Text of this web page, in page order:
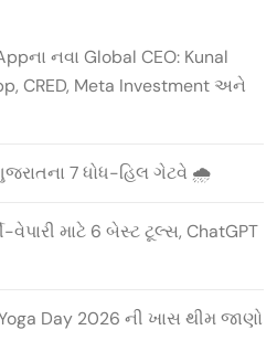
નવા Global CEO: Kunal
CRED, Meta Investment અને
7 ધોધ-હિલ ગેટવે 🌧️
વેપારી માટે 6 બેસ્ટ ટૂલ્સ, ChatGPT
Day 2026 ની ખાસ થીમ જાણો